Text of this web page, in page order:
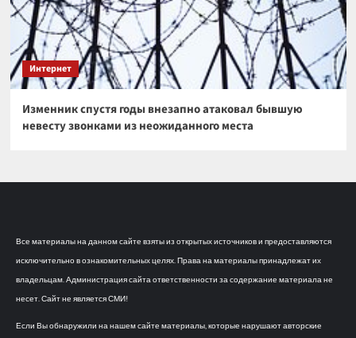
Интернет
Изменник спустя годы внезапно атаковал бывшую
невесту звонками из неожиданного места
Все материалы на данном сайте взяты из открытых источников и предоставляются
исключительно в ознакомительных целях. Права на материалы принадлежат их
владельцам. Администрация сайта ответственности за содержание материала не
несет. Сайт не является СМИ!
Если Вы обнаружили на нашем сайте материалы, которые нарушают авторские